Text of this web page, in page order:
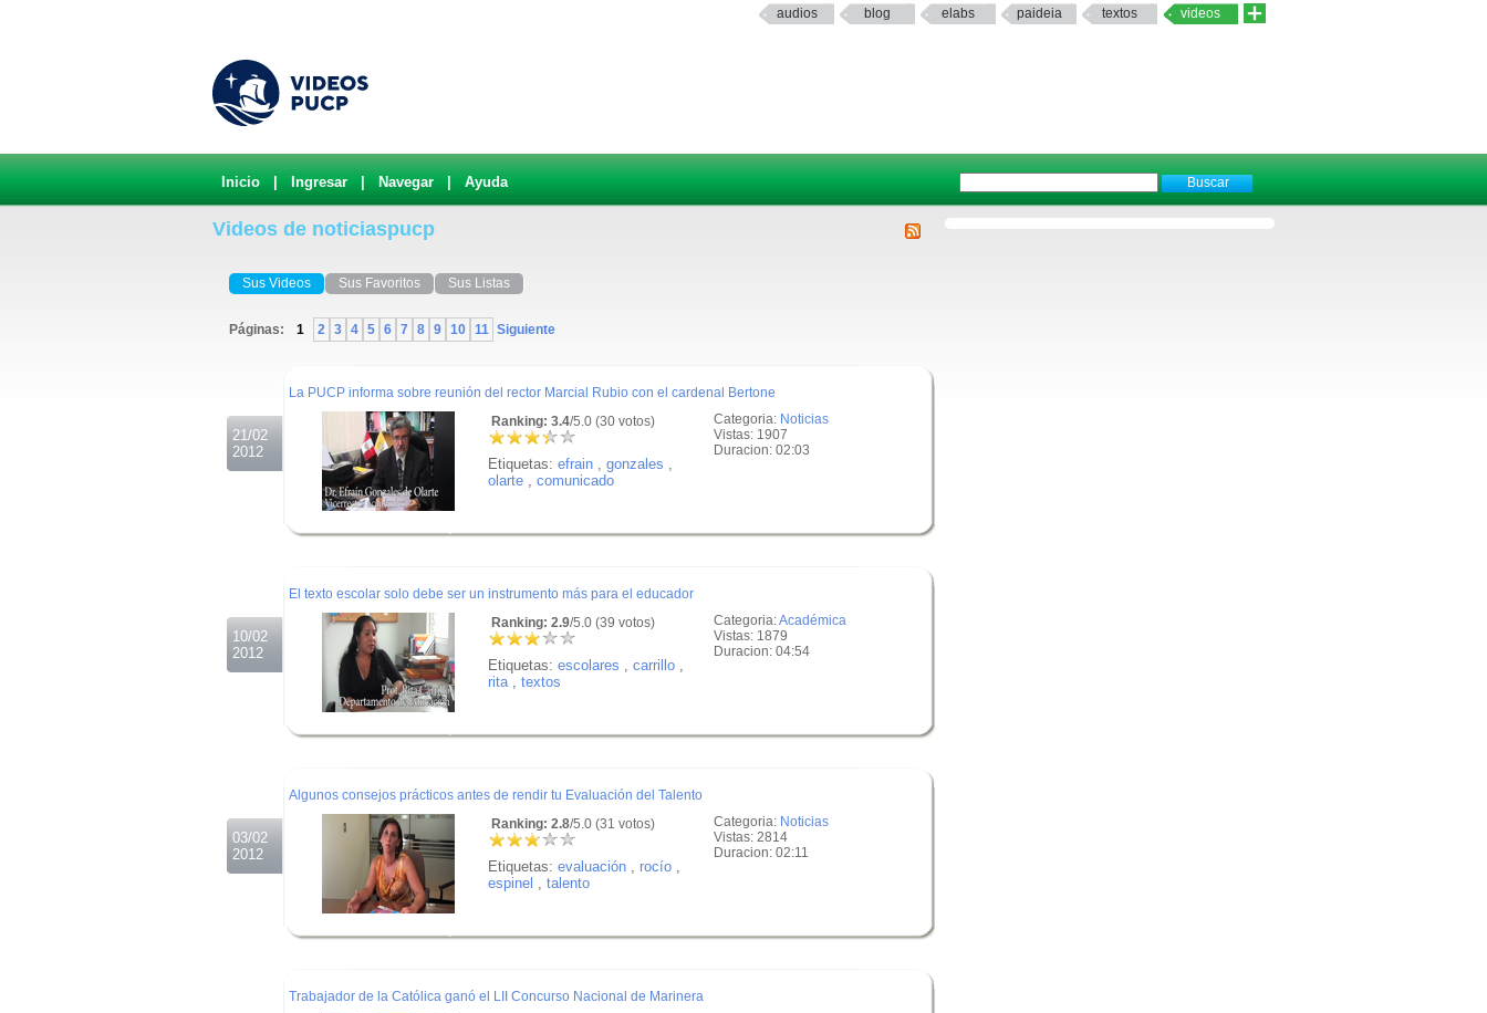
audios blog elabs paideia textos videos
Inicio Ingresar Navegar Ayuda
Videos de noticiaspucp
Sus Videos Sus Favoritos Sus Listas
Páginas: 1 2 3 4 5 6 7 8 9 10 11 Siguiente
21/02
2012
La PUCP informa sobre reunión del rector Marcial Rubio con el cardenal Bertone
Categoria: Noticias
Vistas: 1907
Duracion: 02:03
Ranking: 3.4/5.0 (30 votos)
Etiquetas: efrain gonzales
olarte
comunicado
10/02
2012
El texto escolar solo debe ser un instrumento más para el educador
Categoria:Académica
Vistas: 1879
Duracion: 04:54
Ranking: 2.9/5.0 (39 votos)
Etiquetas: escolares carrillo
rita
textos
03/02
2012
Algunos consejos prácticos antes de rendir tu Evaluación del Talento
Categoria: Noticias
Vistas: 2814
Duracion: 02:11
Ranking: 2.8/5.0 (31 votos)
Etiquetas: evaluación rocío
espinel
talento
Trabajador de la Católica ganó el LII Concurso Nacional de Marinera